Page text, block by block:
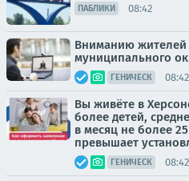
ПАБЛИКИ 08:42
Вниманию жителей
муниципального
ГЕНИЧЕСК 08:42
Вы живёте в
более детей,
в месяц не более
превышает
ГЕНИЧЕСК 08:42